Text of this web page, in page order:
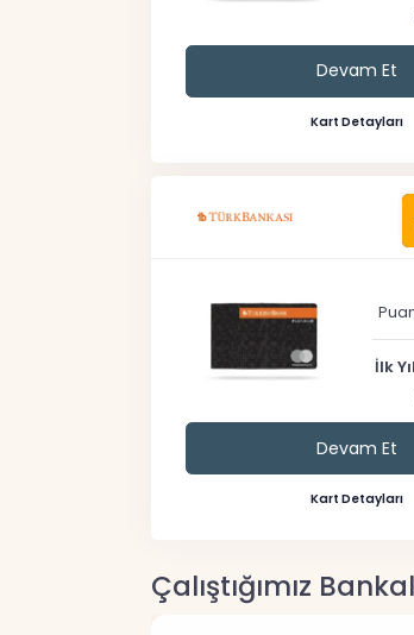
Devam Et
Kart Detayları
İlk
Devam Et
Kart Detayları
Çalıştığımız